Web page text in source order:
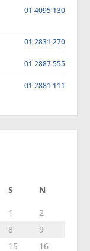
01 4095 130
01 2831 270
01 2887 555
01 2881 111
S N
1
2
8
9
15
16